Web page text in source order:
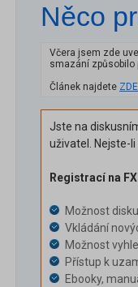
Něco
Včera jsem zde
smazání způsobilo
Článek najdete ZDE
Jste na
uživatel. Nejste-
Registrací na
Možnost
Vkládání
Možnost
Přístup k
Ebooky,